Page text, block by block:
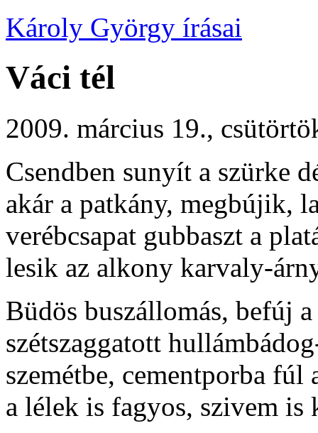
Károly György írásai
Váci tél
2009. március 19.,
Csendben sunyít a szürke
akár a patkány, megbújik,
verébcsapat gubbaszt a
lesik az alkony karvaly-
Büdös buszállomás, befúj a
szétszaggatott
szemétbe, cementporba fúl
a lélek is fagyos, szivem is